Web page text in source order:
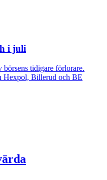
i juli
tidigare förlorare.
Hexpol, Billerud och BE